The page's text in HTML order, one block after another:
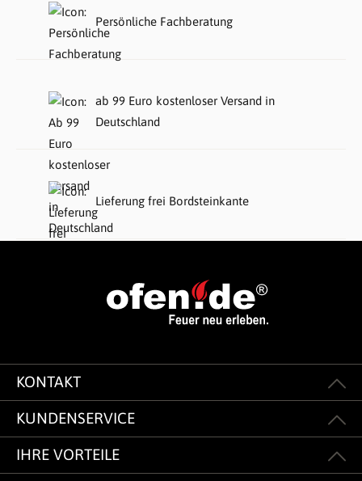
Persönliche Fachberatung
ab 99 Euro kostenloser Versand in
Deutschland
Lieferung frei Bordsteinkante
KONTAKT
KUNDENSERVICE
IHRE VORTEILE